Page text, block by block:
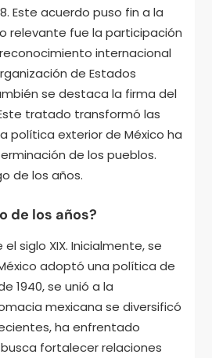
Este acuerdo puso fin a la
relevante fue la participación
internacional
de Estados
se destaca la firma del
tratado transformó las
política exterior de México ha
de los pueblos.
de los años.
de los años?
siglo XIX. Inicialmente, se
adoptó una política de
1940, se unió a la
mexicana se diversificó
ha enfrentado
fortalecer relaciones